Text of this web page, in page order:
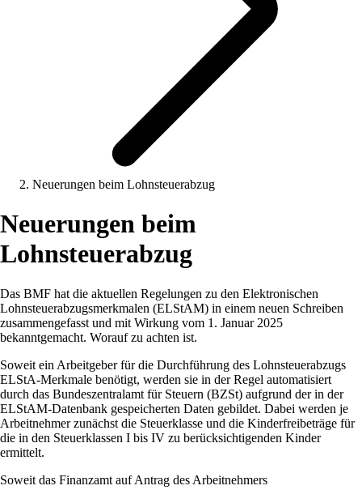
Neuerungen beim Lohnsteuerabzug
Neuerungen beim
Lohnsteuerabzug
Das BMF hat die aktuellen Regelungen zu den Elektronischen
Lohnsteuerabzugsmerkmalen (ELStAM) in einem neuen Schreiben
zusammengefasst und mit Wirkung vom 1. Januar 2025
bekanntgemacht. Worauf zu achten ist.
Soweit ein Arbeitgeber für die Durchführung des Lohnsteuerabzugs
ELStA-Merkmale benötigt, werden sie in der Regel automatisiert
durch das Bundeszentralamt für Steuern (BZSt) aufgrund der in der
ELStAM-Datenbank gespeicherten Daten gebildet. Dabei werden je
Arbeitnehmer zunächst die Steuerklasse und die Kinderfreibeträge für
die in den Steuerklassen I bis IV zu berücksichtigenden Kinder
ermittelt.
Soweit das Finanzamt auf Antrag des Arbeitnehmers